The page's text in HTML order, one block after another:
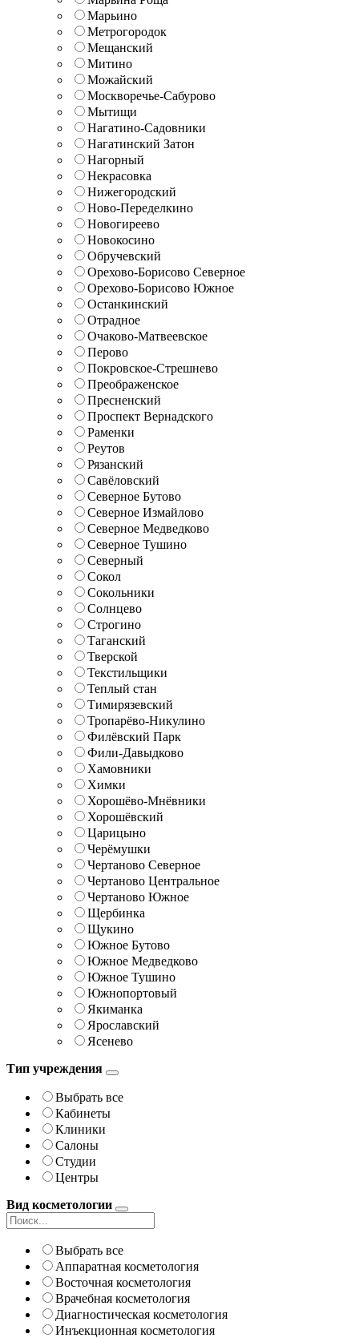
Марьино
Метрогородок
Мещанский
Митино
Можайский
Москворечье-Сабурово
Мытищи
Нагатино-Садовники
Нагатинский Затон
Нагорный
Некрасовка
Нижегородский
Ново-Переделкино
Новогиреево
Новокосино
Обручевский
Орехово-Борисово Северное
Орехово-Борисово Южное
Останкинский
Отрадное
Очаково-Матвеевское
Перово
Покровское-Стрешнево
Преображенское
Пресненский
Проспект Вернадского
Раменки
Реутов
Рязанский
Савёловский
Северное Бутово
Северное Измайлово
Северное Медведково
Северное Тушино
Северный
Сокол
Сокольники
Солнцево
Строгино
Таганский
Тверской
Текстильщики
Теплый стан
Тимирязевский
Тропарёво-Никулино
Филёвский Парк
Фили-Давыдково
Хамовники
Химки
Хорошёво-Мнёвники
Хорошёвский
Царицыно
Черёмушки
Чертаново Северное
Чертаново Центральное
Чертаново Южное
Щербинка
Щукино
Южное Бутово
Южное Медведково
Южное Тушино
Южнопортовый
Якиманка
Ярославский
Ясенево
Тип учреждения
Выбрать все
Кабинеты
Клиники
Салоны
Студии
Центры
Вид косметологии
Выбрать все
Аппаратная косметология
Восточная косметология
Врачебная косметология
Диагностическая косметология
Инъекционная косметология